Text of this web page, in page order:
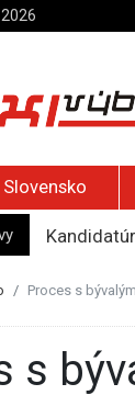
Slovensko
Pápež
Proces s